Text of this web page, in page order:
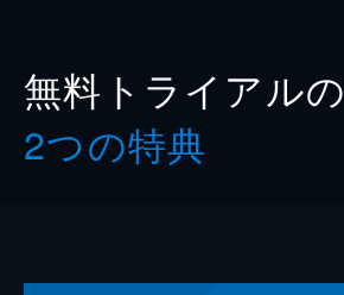
無料トライアルの
2つの特典